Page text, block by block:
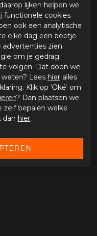
-25%
i100
lijken helpen we
functionele cookies
ook een analytische
elke dag een beetje
zien.
om je gedrag
volgen. Dat doen we
Lees hier alles
Klik op 'Oké' om
? Dan plaatsen we
zelf bepalen welke
dan hier.